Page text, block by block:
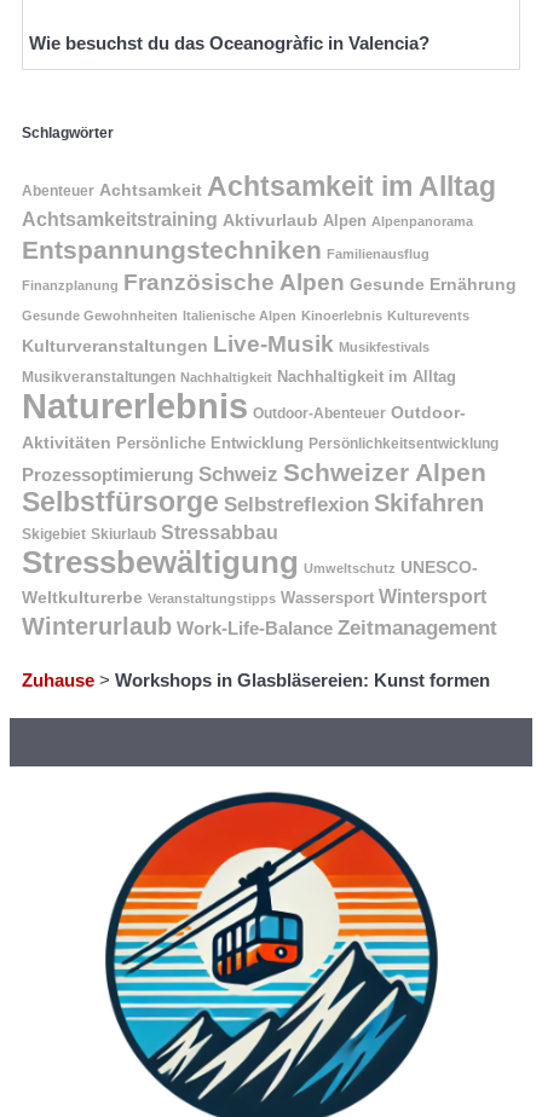
Wie besuchst du das Oceanogràfic in Valencia?
Schlagwörter
Abenteuer Achtsamkeit Achtsamkeit im Alltag
Achtsamkeitstraining Aktivurlaub Alpen Alpenpanorama
Entspannungstechniken Familienausflug
Finanzplanung Französische Alpen Gesunde Ernährung
Gesunde Gewohnheiten Italienische Alpen Kinoerlebnis Kulturevents
Kulturveranstaltungen Live-Musik Musikfestivals
Musikveranstaltungen Nachhaltigkeit Nachhaltigkeit im Alltag
Naturerlebnis Outdoor-Abenteuer Outdoor-
Aktivitäten Persönliche Entwicklung Persönlichkeitsentwicklung
Prozessoptimierung Schweiz Schweizer Alpen
Selbstfürsorge Selbstreflexion Skifahren
Skigebiet Skiurlaub Stressabbau
Stressbewältigung Umweltschutz UNESCO-
Weltkulturerbe Veranstaltungstipps Wassersport Wintersport
Winterurlaub Work-Life-Balance Zeitmanagement
Zuhause > Workshops in Glasbläsereien: Kunst formen